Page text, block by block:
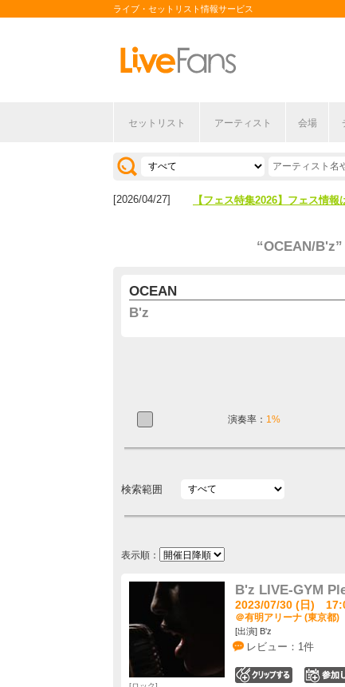
ライブ・セットリスト情報サービス
セットリスト アーティスト 会場
[2026/07/28] 【ライブ動員ランキング】
[2026/04/27] 【フェス特集2026】フェス情報
“OCEAN/B'z”
OCEAN
B'z
演奏率： 1%
検索範囲
表示順：
B'z LIVE-GYM
2023/07/30 (日)
＠有明アリーナ (東京都)
[出演] B'z
レビュー：1件